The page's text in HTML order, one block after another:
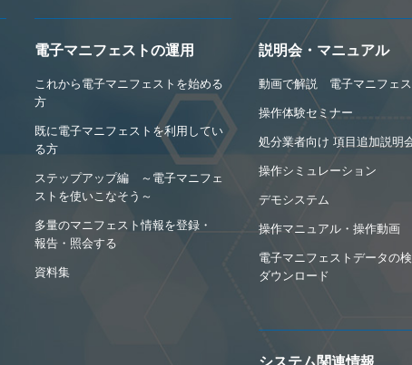
電子マニフェストの運用
これから電子マニフェストを始める
方
既に電子マニフェストを利用してい
る方
ステップアップ編 ～電子マニフェ
ストを使いこなそう～
多量のマニフェスト情報を登録・
報告・照会する
資料集
説明会・マニュアル
動画で解説 電子マニフェス
操作体験セミナー
処分業者向け 項目追加説明
操作シミュレーション
デモシステム
操作マニュアル・操作動画
電子マニフェストデータの検
ダウンロード
システム関連情報